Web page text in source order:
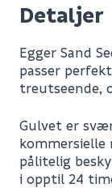
Detaljer
Egger Sand
passer
treutseende,
Gulvet er
kommersielle
pålitelig
i opptil 24